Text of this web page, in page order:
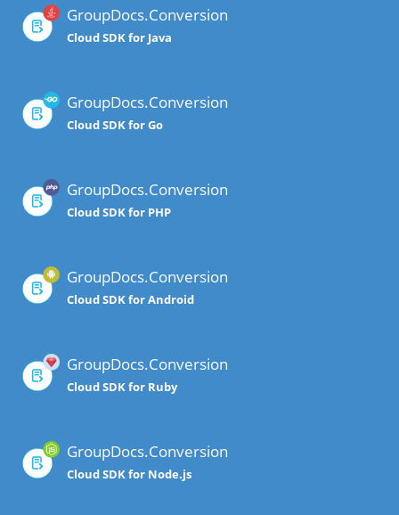
GroupDocs.Conversion
Cloud SDK for Java
GroupDocs.Conversion
Cloud SDK for Go
GroupDocs.Conversion
Cloud SDK for PHP
GroupDocs.Conversion
Cloud SDK for Android
GroupDocs.Conversion
Cloud SDK for Ruby
GroupDocs.Conversion
Cloud SDK for Node.js